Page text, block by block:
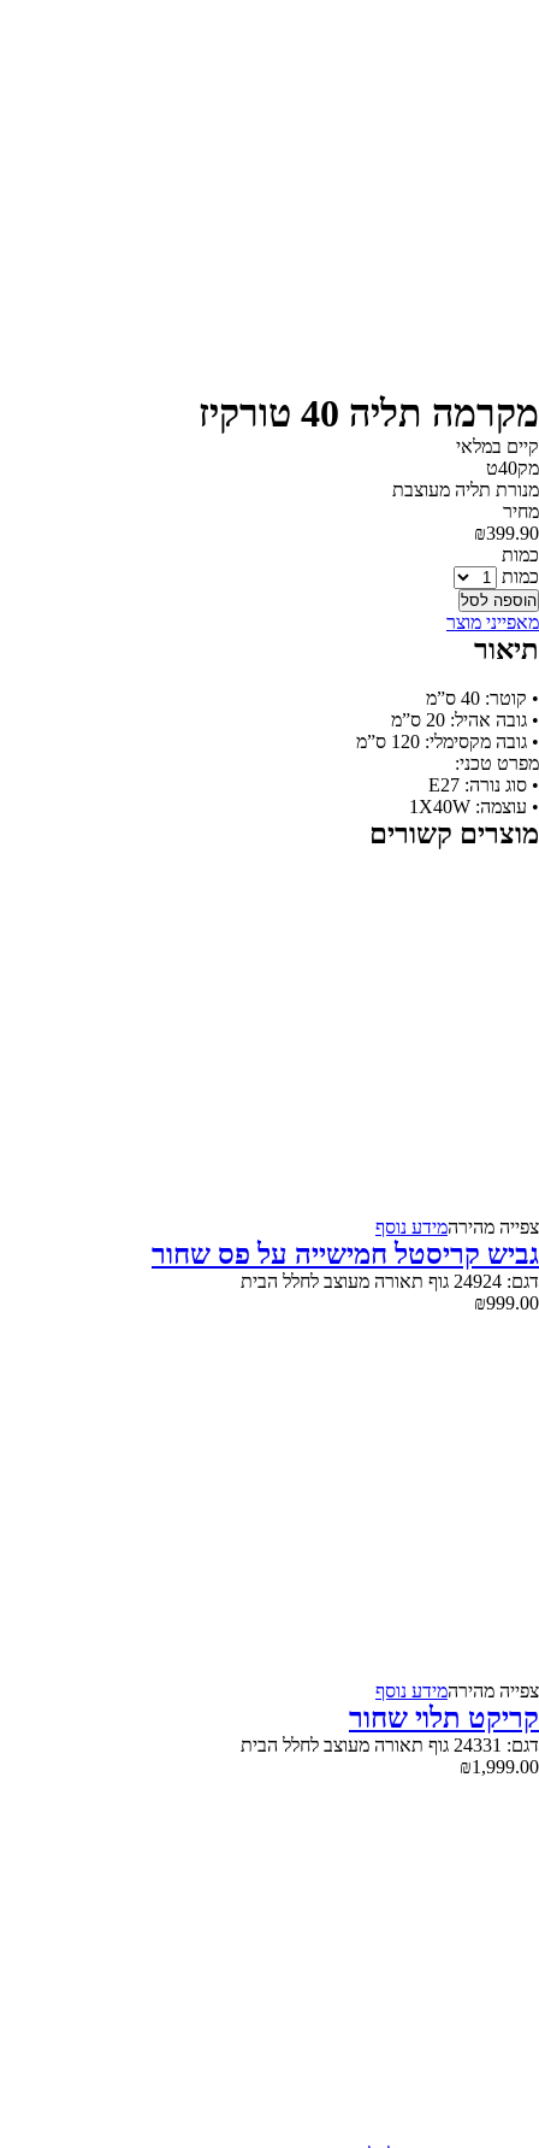
מקרמה תליה 40 טורקיז
קיים במלאי‬
מק40ט
מנורת תליה מעוצבת
‫מחיר‬
₪399.90
‫כמות‬
כמות
הוספה לסל
מאפייני מוצר
תיאור
• קוטר: 40 ס”מ
• גובה אהיל: 20 ס”מ
• גובה מקסימלי: 120 ס”מ
מפרט טכני:
• סוג נורה: E27
• עוצמה: 1X40W
מוצרים קשורים
צפייה‬ ‫מהירה‬מידע נוסף
גביש קריסטל חמישייה על פס שחור
דגם: 24924 גוף תאורה מעוצב לחלל הבית
₪999.00
צפייה‬ ‫מהירה‬מידע נוסף
קריקט תלוי שחור
דגם: 24331 גוף תאורה מעוצב לחלל הבית
₪1,999.00